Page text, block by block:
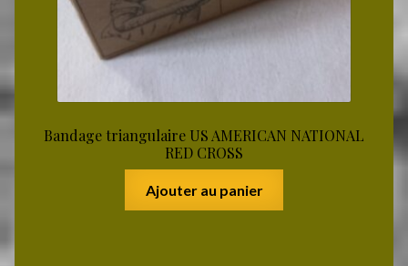
Bandage triangulaire US AMERICAN NATIONAL
RED CROSS
Ajouter au panier